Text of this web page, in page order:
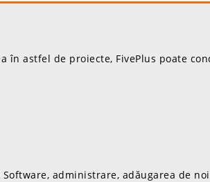
astfel de proiecte, FivePlus poate
administrare, adăugarea de